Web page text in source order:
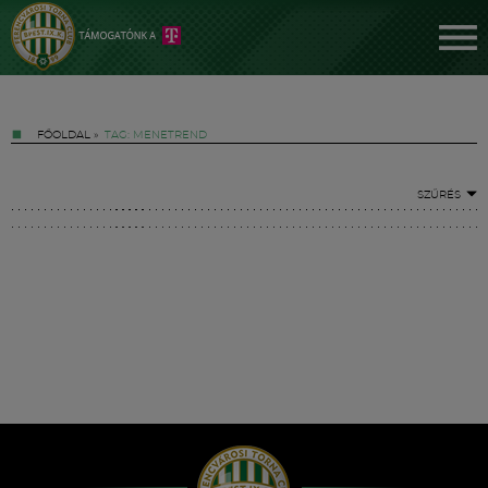
FŐOLDAL » TAG: MENETREND
SZŰRÉS
Hírek